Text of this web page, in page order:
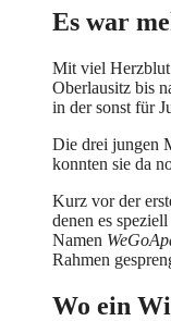
Es war
Mit viel Herzblut
Oberlausitz bis
in der sonst für
Die drei jungen
konnten sie da
Kurz vor der
denen es
Namen
Rahmen
Wo ein